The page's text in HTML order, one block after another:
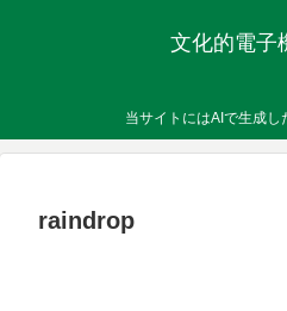
文化的電子
当サイトにはAIで生成し
raindrop